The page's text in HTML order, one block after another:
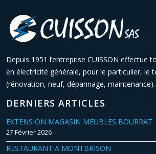
Depuis 1951 l’entreprise CUISSON effectue
en électricité générale, pour le particulier, le
(rénovation, neuf, dépannage, maintenance).
DERNIERS ARTICLES
EXTENSION MAGASIN MEUBLES BOURRAT
27 Février 2026
RESTAURANT A MONTBRISON